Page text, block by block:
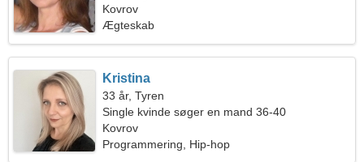
Kovrov
Ægteskab
Kristina
33 år, Tyren
Single kvinde søger en mand 36-40
Kovrov
Programmering, Hip-hop